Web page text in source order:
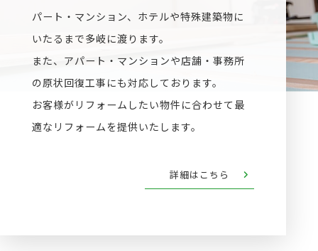
パート・マンション、ホテルや特殊建築物に
いたるまで多岐に渡ります。
また、アパート・マンションや店舗・事務所
の原状回復工事にも対応しております。
お客様がリフォームしたい物件に合わせて最
適なリフォームを提供いたします。
詳細はこちら